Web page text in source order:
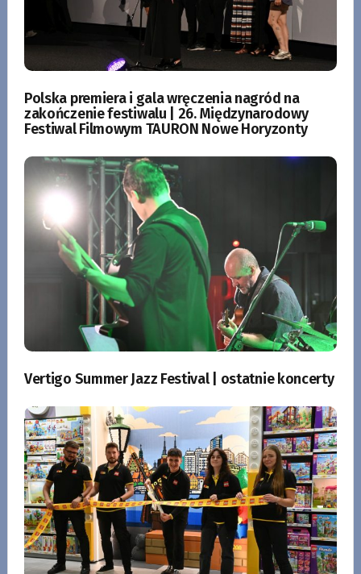
Polska premiera i gala wręczenia nagród na
zakończenie festiwalu | 26. Międzynarodowy
Festiwal Filmowym TAURON Nowe Horyzonty
Vertigo Summer Jazz Festival | ostatnie koncerty